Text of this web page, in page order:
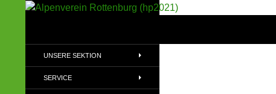
(DAV)
UNSERE SEKTION
SERVICE